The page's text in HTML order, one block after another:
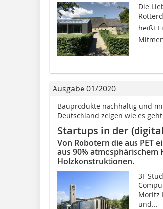
Die
heißt
Ausgabe 01/2020
Bauprodukte nachhaltig und
Deutschland zeigen wie es geht.
Startups in der
Von Robotern die aus PET
aus 90%
Holzkonstruktionen.
3F
Moritz
und...